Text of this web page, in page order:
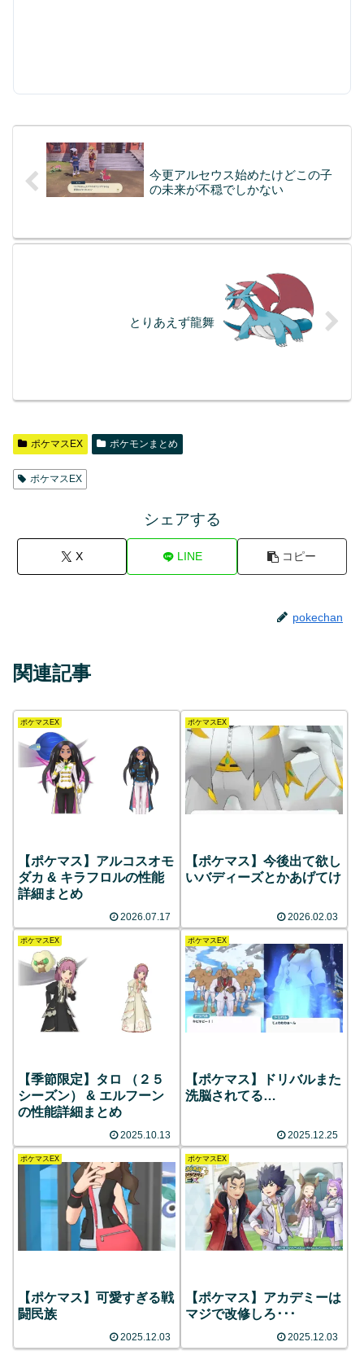
今更アルセウス始めたけどこの子
の未来が不穏でしかない
とりあえず龍舞
ポケマスEX ポケモンまとめ
ポケマスEX
シェアする
X LINE コピー
pokechan
関連記事
ポケマスEX
【ポケマス】アルコスオモ
ダカ & キラフロルの性能
詳細まとめ
2026.07.17
ポケマスEX
【ポケマス】今後出て欲し
いバディーズとかあげてけ
2026.02.03
ポケマスEX
【季節限定】タロ （２５
シーズン） & エルフーン
の性能詳細まとめ
2025.10.13
ポケマスEX
【ポケマス】ドリバルまた
洗脳されてる…
2025.12.25
ポケマスEX
【ポケマス】可愛すぎる戦
闘民族
2025.12.03
ポケマスEX
【ポケマス】アカデミーは
マジで改修しろ･･･
2025.12.03